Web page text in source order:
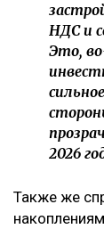
НДС и
Это,
2026
Также же